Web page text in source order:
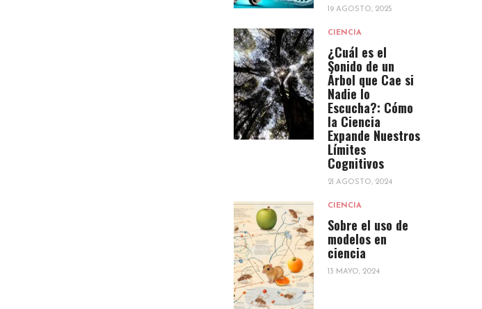
19 AGOSTO, 2025
CIENCIA
¿Cuál es el
Sonido de un
Árbol que Cae si
Nadie lo
Escucha?: Cómo
la Ciencia
Expande Nuestros
Límites
Cognitivos
21 AGOSTO, 2024
CIENCIA
Sobre el uso de
modelos en
ciencia
13 MAYO, 2024